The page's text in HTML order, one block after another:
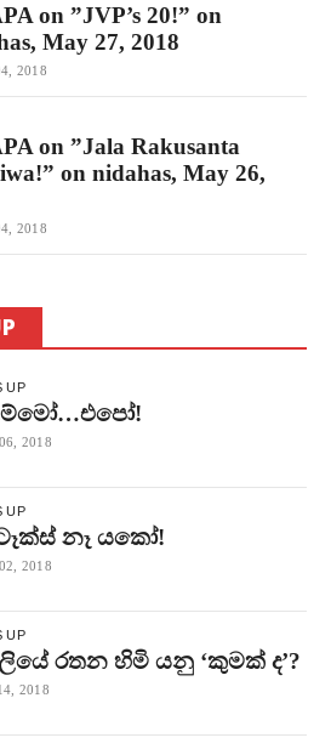
on ”JVP’s 20!” on
May 27, 2018
2018
on ”Jala Rakusanta
on nidahas, May 26,
2018
UP
2018
UP
නෑ යකෝ!
2018
UP
රතන හිමි යනු ‘කුමක් ද’?
2018